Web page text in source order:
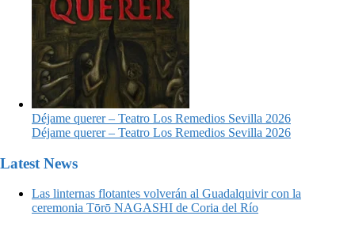
Déjame querer – Teatro Los Remedios Sevilla 2026
Déjame querer – Teatro Los Remedios Sevilla 2026
Latest News
Las linternas flotantes volverán al Guadalquivir con la
ceremonia Tōrō NAGASHI de Coria del Río